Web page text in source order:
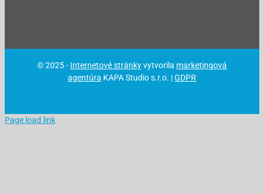
© 2025 - Internetové stránkyvytvorila marketingová
agentúra KAPA Studio s.r.o. |GDPR
Page load link